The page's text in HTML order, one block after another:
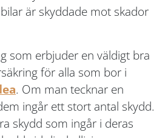
är skyddade mot skador
som erbjuder en väldigt bra
för alla som bor i
. Om man tecknar en
ingår ett stort antal skydd.
skydd som ingår i deras